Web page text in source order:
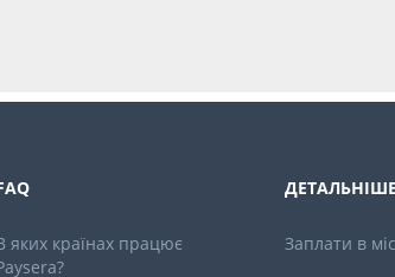
яких країнах працює
ДЕТАЛЬНІШЕ
Заплати в